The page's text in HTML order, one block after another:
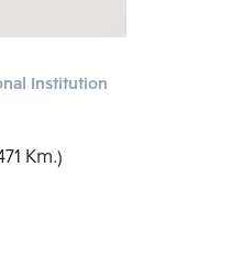
Institution
Km.)